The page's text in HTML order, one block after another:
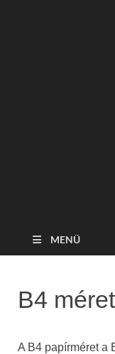
MENÜ
B4 méret
A B4 papírméret a